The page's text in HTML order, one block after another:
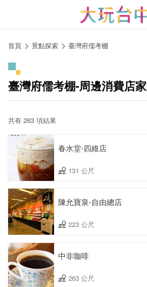
首頁 景點探索 臺灣府儒考棚
臺灣府儒考棚-周邊消費店家
共有 263 項結果
春水堂-四維店
131 公尺
陳允寶泉-自由總店
223 公尺
中非咖啡
263 公尺